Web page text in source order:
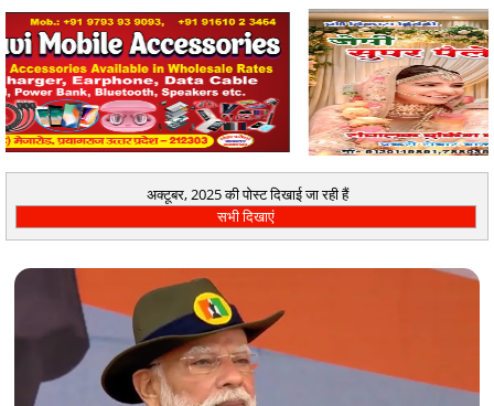
अक्टूबर, 2025 की पोस्ट दिखाई जा रही हैं
सभी दिखाएं